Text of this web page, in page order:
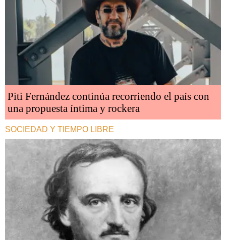
Piti Fernández continúa recorriendo el país con
una propuesta íntima y rockera
SOCIEDAD Y TIEMPO LIBRE